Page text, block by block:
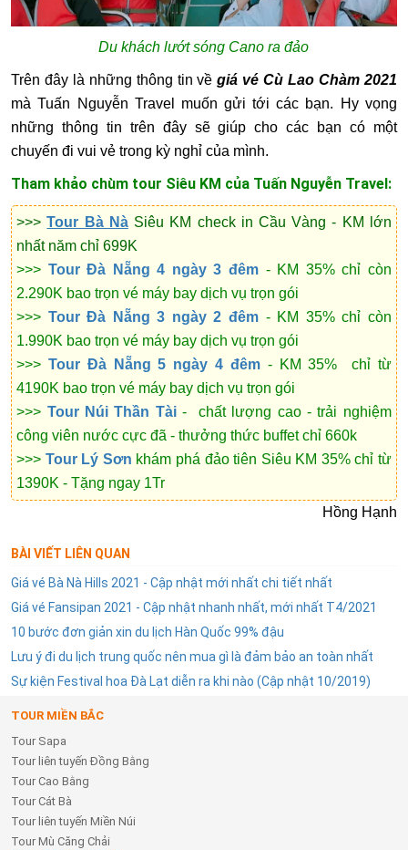
Du khách lướt sóng Cano ra đảo
Trên đây là những thông tin vềgiá vé Cù Lao Chàm 2021
mà Tuấn Nguyễn Travel muốn gửi tới các bạn. Hy vọng
những thông tin trên đây sẽ giúp cho các bạn có một
chuyến đi vui vẻ trong kỳ nghỉ của mình.
Tham khảo chùm tour Siêu KM của Tuấn Nguyễn Travel:
>>>Tour Bà NàSiêu KM check in Cầu Vàng - KM lớn
nhất năm chỉ 699K
>>> Tour Đà Nẵng 4 ngày 3 đêm - KM 35% chỉ còn
2.290K bao trọn vé máy bay dịch vụ trọn gói
>>> Tour Đà Nẵng 3 ngày 2 đêm - KM 35% chỉ còn
1.990K bao trọn vé máy bay dịch vụ trọn gói
>>>Tour Đà Nẵng 5 ngày 4 đêm- KM 35% chỉ từ
4190K bao trọn vé máy baydịch vụ trọn gói
>>> Tour Núi Thần Tài - chất lượng cao - trải nghiệm
công viên nước cực đã - thưởng thức buffet chỉ 660k
>>> Tour Lý Sơn khám phá đảo tiên Siêu KM 35% chỉ từ
1390K - Tặng ngay 1Tr
Hồng Hạnh
BÀI VIẾT LIÊN QUAN
Giá vé Bà Nà Hills 2021 - Cập nhật mới nhất chi tiết nhất
Giá vé Fansipan 2021 - Cập nhật nhanh nhất, mới nhất T4/2021
10 bước đơn giản xin du lịch Hàn Quốc 99% đậu
Lưu ý đi du lịch trung quốc nên mua gì là đảm bảo an toàn nhất
Sự kiện Festival hoa Đà Lạt diễn ra khi nào (Cập nhật 10/2019)
TOUR MIỀN BẮC
Tour Sapa
Tour liên tuyến Đồng Bằng
Tour Cao Bằng
Tour Cát Bà
Tour liên tuyến Miền Núi
Tour Mù Căng Chải